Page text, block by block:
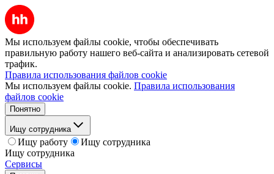
Мы используем файлы cookie, чтобы обеспечивать
правильную работу нашего веб-сайта и анализировать сетевой
трафик.
Правила использования файлов cookie
Мы используем файлы cookie. Правила использования
файлов cookie
Понятно
Ищу сотрудника
Ищу работу
Ищу сотрудника
Ищу сотрудника
Сервисы